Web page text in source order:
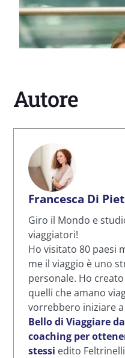
Autore
Francesca Di
Giro il Mondo e
viaggiatori!
Ho visitato 80 paesi
me il viaggio è uno
personale. Ho
quelli che amano
vorrebbero iniziare
Bello di Viaggiare
coaching per
stessi edito